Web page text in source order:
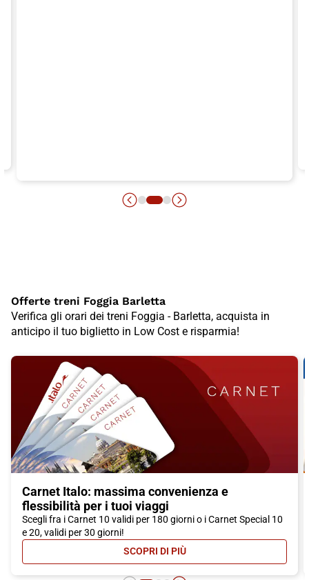
Offerte treni Foggia Barletta
Verifica gli orari dei treni Foggia - Barletta, acquista in
anticipo il tuo biglietto in Low Cost e risparmia!
Carnet Italo: massima convenienza e
flessibilità per i tuoi viaggi
Scegli fra i Carnet 10 validi per 180 giorni o i Carnet Special 10
e 20, validi per 30 giorni!
SCOPRI DI PIÙ- CARNET ITALO: MASSIMA